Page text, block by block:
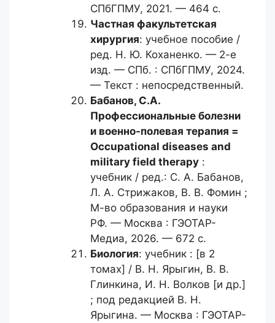
СПбГПМУ, 2021. — 464 с.
Частная факультетская
хирургия: учебное пособие /
ред. Н. Ю. Коханенко. — 2-е
изд. — СПб. : СПбГПМУ, 2024.
— Текст : непосредственный.
Бабанов, С.А.
Профессиональные болезни
и военно-полевая терапия =
Occupational diseases and
military field therapy :
учебник / ред.: С. А. Бабанов,
Л. А. Стрижаков, В. В. Фомин ;
М-во образования и науки
РФ. — Москва : ГЭОТАР-
Медиа, 2026. — 672 с.
Биология: учебник : [в 2
томах] / B. Н. Ярыгин, B. В.
Глинкина, И. Н. Волков [и др.]
; под редакцией В. Н.
Ярыгина. — Москва : ГЭОТАР-